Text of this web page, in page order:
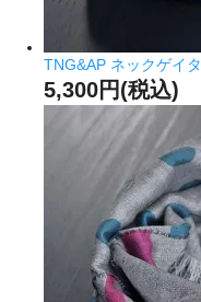
TNG&AP ネックゲイ
5,300円(税込)